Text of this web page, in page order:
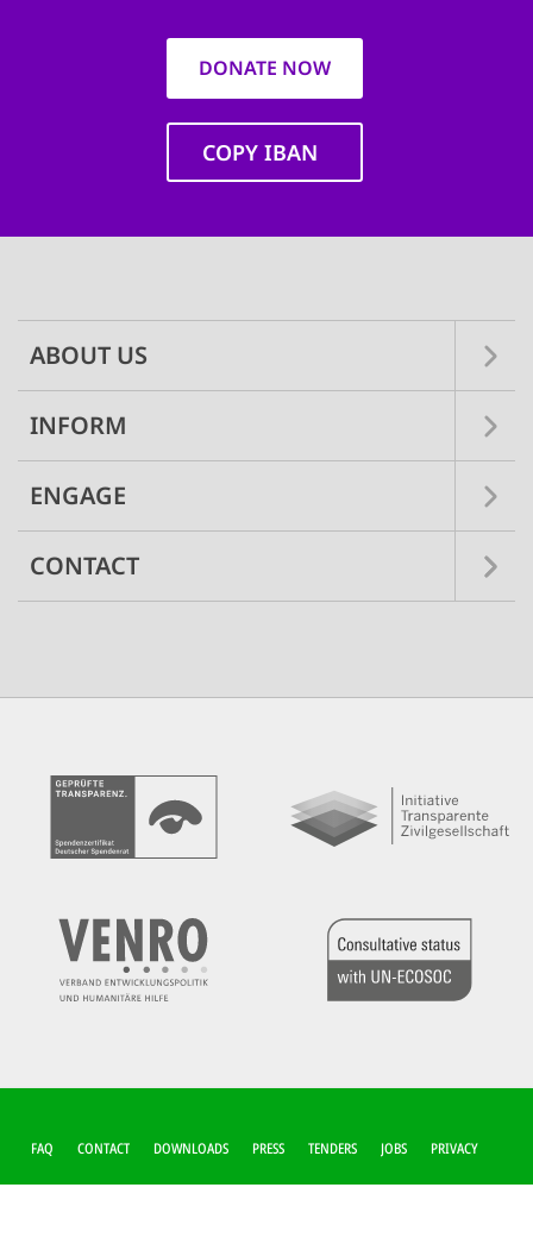
DONATE NOW
COPY IBAN
ABOUT US
INFORM
ENGAGE
CONTACT
FUSSZEILEN-M
ENÜ
FAQ CONTACT DOWNLOADS PRESS TENDERS JOBS PRIVACY